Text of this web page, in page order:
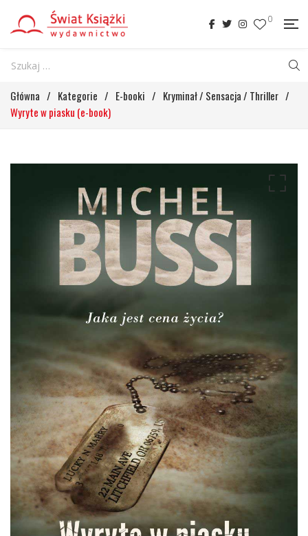
0
Główna / Kategorie / E-booki / Kryminał / Sensacja / Thriller /
Wyryte w piasku (e-book)